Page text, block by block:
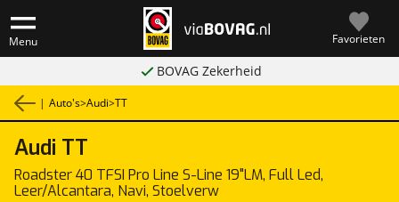
Menu Favorieten
BOVAG Zekerheid
| Auto's>Audi>TT
Audi TT
Roadster 40 TFSI Pro Line S-Line 19"LM, Full Led,
Leer/Alcantara, Navi, Stoelverw